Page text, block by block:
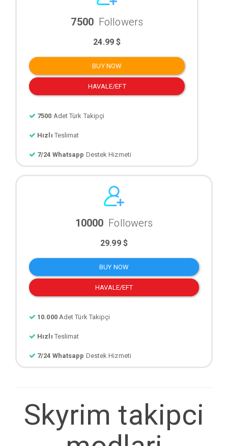
7500 Followers
24.99 $
BUY NOW
HAVALE/EFT
7500 Adet Türk Takipçi
Hızlı Teslimat
7/24 Whatsapp Destek Hizmeti
10000 Followers
29.99 $
BUY NOW
HAVALE/EFT
10.000 Adet Türk Takipçi
Hızlı Teslimat
7/24 Whatsapp Destek Hizmeti
Skyrim takipci